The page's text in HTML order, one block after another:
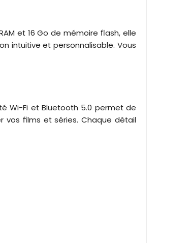
et 16 Go de mémoire flash, elle
intuitive et personnalisable. Vous
Wi-Fi et Bluetooth 5.0 permet de
vos films et séries. Chaque détail